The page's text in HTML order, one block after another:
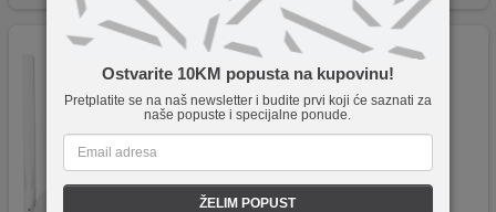
Ostvarite 10KM popusta na kupovinu!
Pretplatite se na naš newsletter i budite prvi koji će saznati za
naše popuste i specijalne ponude.
ŽELIM POPUST